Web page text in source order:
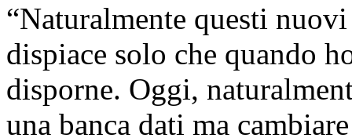
“Naturalmente questi
dispiace solo che quando
disporne. Oggi,
una banca dati ma